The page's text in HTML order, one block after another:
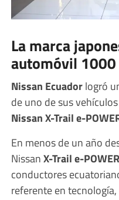
La marca
automóvil 1000
Nissan Ecuadorlogró
de uno de sus
Nissan X-Trail e-
En menos de un año
NissanX-Trail e-POWER
conductores
referente en